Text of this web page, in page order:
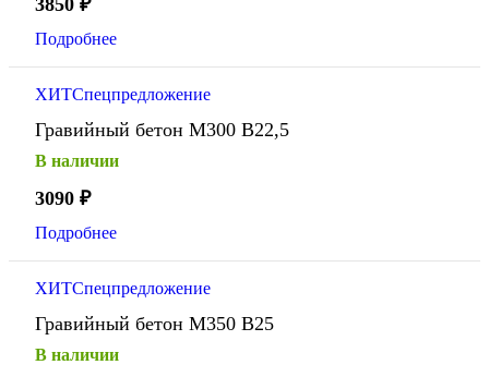
Подробнее
ХИТСпецпредложение
Гравийный бетон М300 В22,5
В наличии
3090 ₽
Подробнее
ХИТСпецпредложение
Гравийный бетон М350 В25
В наличии